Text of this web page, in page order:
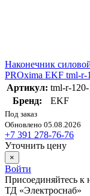
Наконечник
PROxima EKF tml-r-
Артикул: tml-r-120-
Бренд:
EKF
Под заказ
Обновлено 05.08.2026
+7 391 278-76-76
Уточнить цену
×
Войти
Присоединяйтесь к
ТД «Электроснаб»